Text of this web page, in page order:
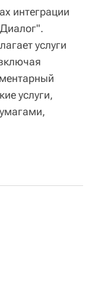
интеграции
услуги
услуги,